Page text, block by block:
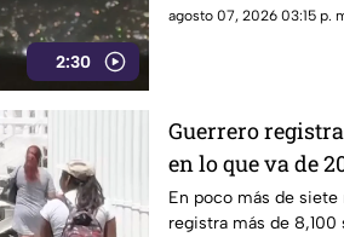
2:30
agosto 07, 2026 03:15 p.
Guerrero
en lo que va de
sismicidad de
En poco más de
registra más de